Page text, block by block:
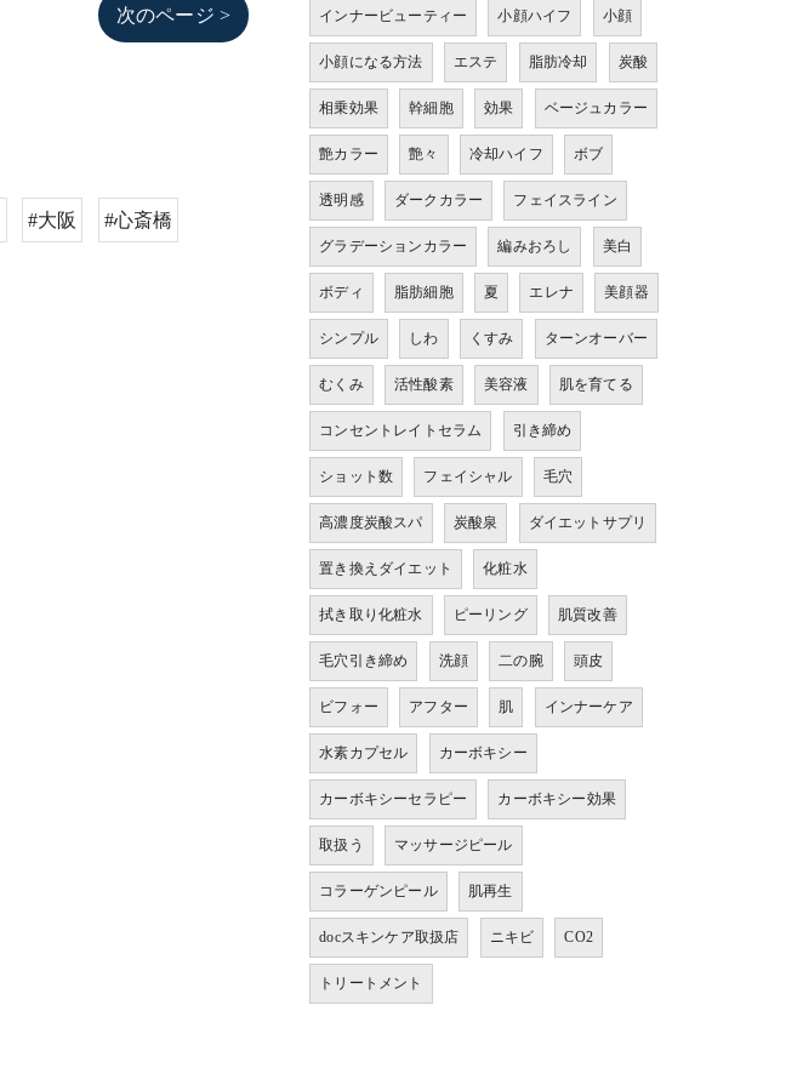
次のページ >
#大阪 #心斎橋
インナービューティー 小顔ハイフ 小顔
小顔になる方法 エステ 脂肪冷却 炭酸
相乗効果 幹細胞 効果 ベージュカラー
艶カラー 艶々 冷却ハイフ ボブ
透明感 ダークカラー フェイスライン
グラデーションカラー 編みおろし 美白
ボディ 脂肪細胞 夏 エレナ 美顔器
シンプル しわ くすみ ターンオーバー
むくみ 活性酸素 美容液 肌を育てる
コンセントレイトセラム 引き締め
ショット数 フェイシャル 毛穴
高濃度炭酸スパ 炭酸泉 ダイエットサプリ
置き換えダイエット 化粧水
拭き取り化粧水 ピーリング 肌質改善
毛穴引き締め 洗顔 二の腕 頭皮
ビフォー アフター 肌 インナーケア
水素カプセル カーボキシー
カーボキシーセラピー カーボキシー効果
取扱う マッサージピール
コラーゲンピール 肌再生
docスキンケア取扱店 ニキビ CO2
トリートメント